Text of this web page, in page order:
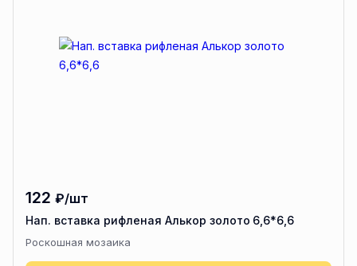
122 ₽/шт
Нап. вставка рифленая Алькор золото 6,6*6,6
Роскошная мозаика